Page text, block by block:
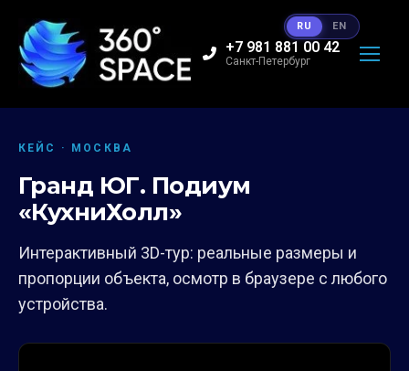
+7 981 881 00 42
Санкт-Петербург
КЕЙС · МОСКВА
Гранд ЮГ. Подиум
«КухниХолл»
Интерактивный 3D-тур: реальные размеры и
пропорции объекта, осмотр в браузере с любого
устройства.
RU EN